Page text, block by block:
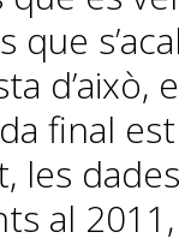
que
final
les
al